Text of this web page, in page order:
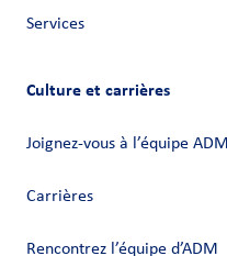
Services
Culture et carrières
Joignez-vous à l’équipe ADM
Carrières
Rencontrez l’équipe d’ADM